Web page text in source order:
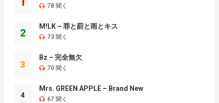
78 聞く
2
M!LK – 罪と罰と雨とキス
73 聞く
3
Bz – 完全無欠
70 聞く
4
Mrs. GREEN APPLE – Brand New
67 聞く